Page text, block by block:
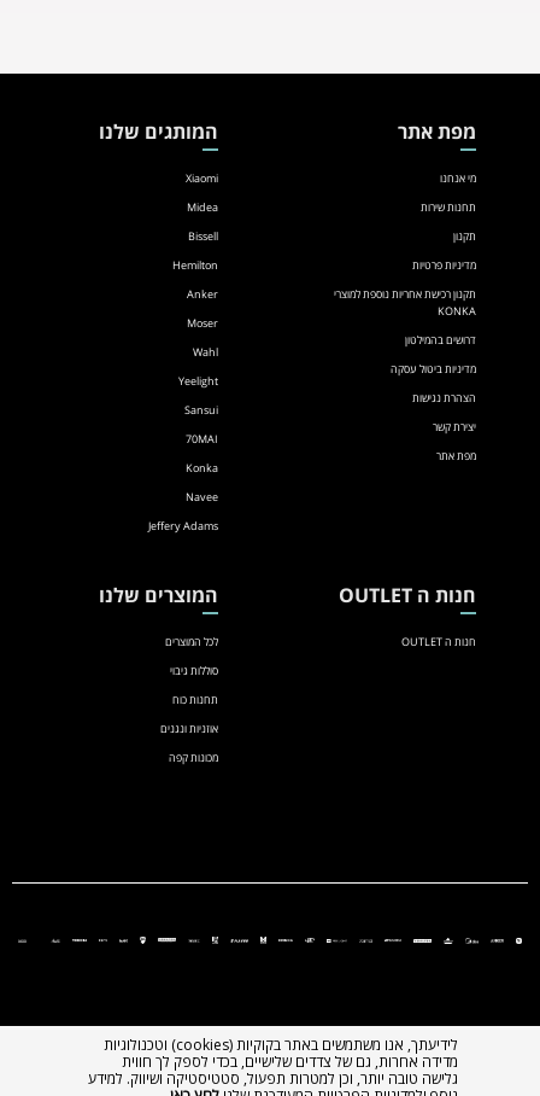
מפת אתר
מי אנחנו
תחנות שירות
תקנון
מדיניות פרטיות
תקנון רכישת אחריות נוספת למוצרי
KONKA
דרושים בהמילטון
מדיניות ביטול עסקה
הצהרת נגישות
יצירת קשר
מפת אתר
המותגים שלנו
Xiaomi
Midea
Bissell
Hemilton
Anker
Moser
Wahl
Yeelight
Sansui
70MAI
Konka
Navee
Jeffery Adams
חנות ה OUTLET
חנות ה OUTLET
המוצרים שלנו
לכל המוצרים
סוללות גיבוי
תחנות כוח
אוזניות ונגנים
מכונות קפה
לידיעתך, אנו משתמשים באתר בקוקיות (cookies) וטכנולוגיות
מדידה אחרות, גם של צדדים שלישיים, בכדי לספק לך חווית
גלישה טובה יותר, וכן למטרות תפעול, סטטיסטיקה ושיווק. למידע